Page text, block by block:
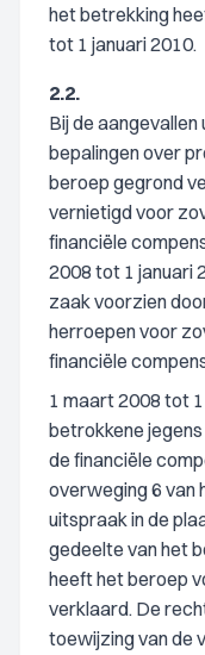
het betrekking
tot 1 januari 2010.
2.2.
Bij de
bepalingen over
beroep gegrond
vernietigd voor
financiële
2008 tot 1 januari
zaak voorzien
herroepen voor
financiële
1 maart 2008 tot
betrokkene
de financiële
overweging 6 van
uitspraak in de
gedeelte van het
heeft het beroep
verklaard. De
toewijzing van de